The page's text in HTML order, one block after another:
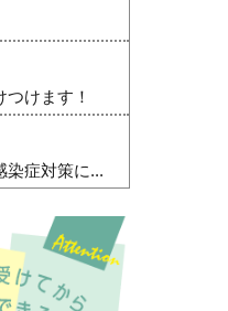
けます！
染症対策に...